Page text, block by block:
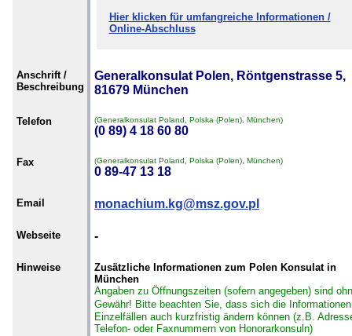
Hier klicken für umfangreiche Informationen /
Online-Abschluss
Anschrift /
Beschreibung
Generalkonsulat Polen, Röntgenstrasse 5,
81679 München
Telefon (Generalkonsulat Poland, Polska (Polen), München)
(0 89) 4 18 60 80
Fax (Generalkonsulat Poland, Polska (Polen), München)
0 89-47 13 18
Email monachium.kg@msz.gov.pl
Webseite -
Hinweise
Zusätzliche Informationen zum Polen Konsulat in
München
Angaben zu Öffnungszeiten (sofern angegeben) sind
Gewähr! Bitte beachten Sie, dass sich die
Einzelfällen auch kurzfristig ändern können (z.B.
Telefon- oder Faxnummern von Honorarkonsuln)